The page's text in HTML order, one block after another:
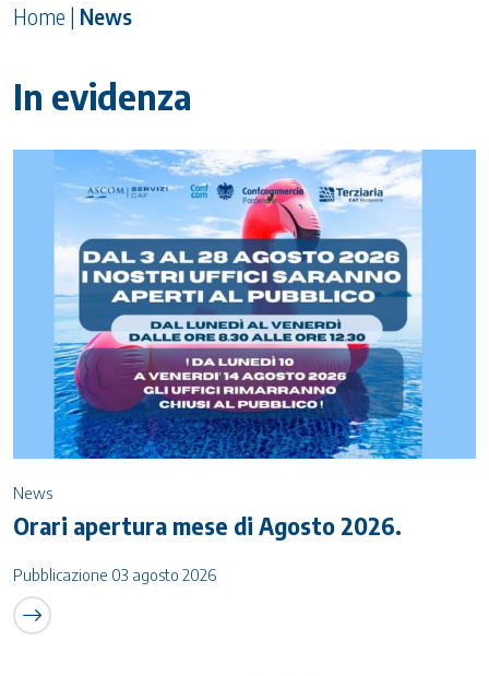
Home | News
In evidenza
News
Orari apertura mese di Agosto 2026.
Pubblicazione 03 agosto 2026